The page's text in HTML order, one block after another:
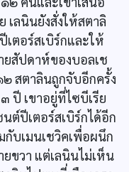
เลนินยังสั่งให้สตาลิ
เตอร์สเบิร์กและให้
สัปดาห์ของบอลเช
๒ สตาลินถูกจับอีกครั้ง
ปี เขาอยู่ที่ไซบีเรีย
ต์ปีเตอร์สเบิร์กได้อีก
บเมนเชวิคเพื่อผนึก
ขวา แต่เลนินไม่เห็น